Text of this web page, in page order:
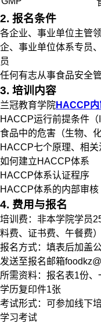
2. 报名条件
各企业、事业单位主管
企、事业单位体系专员
员
任何有志从事食品安全
3. 培训内容
兰冠教育学院HACCP内
HACCP运行前提条件（
食品中的危害（生物、
HACCP七个原理、相
如何建立HACCP体系
HACCP体系认证程序
HACCP体系的内部审核
4. 费用与报名
培训费：非本学院学员
料费、证书费、午餐费）
报名方式：填表后加盖
发送至报名邮箱
所需资料：报名表1份、
学历复印件1张
考试形式：可参加线下
学习考试